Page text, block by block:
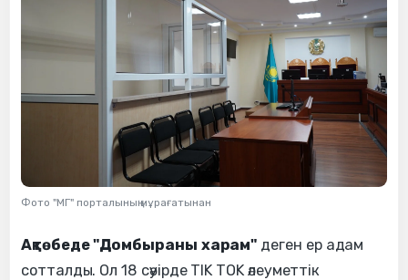
Фото "МГ" порталының мұрағатынан
Ақтөбеде "Домбыраны харам" деген ер адам
сотталды. Ол 18 сәуірде TIK TOK әлеуметтік